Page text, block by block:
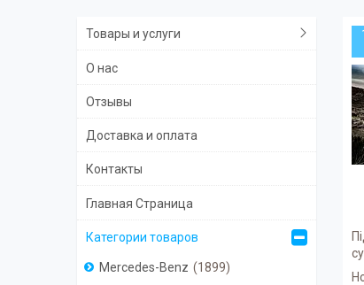
Товары и услуги
О нас
Отзывы
Доставка и оплата
Контакты
Главная Страница
Категории товаров
Mercedes-Benz 1899